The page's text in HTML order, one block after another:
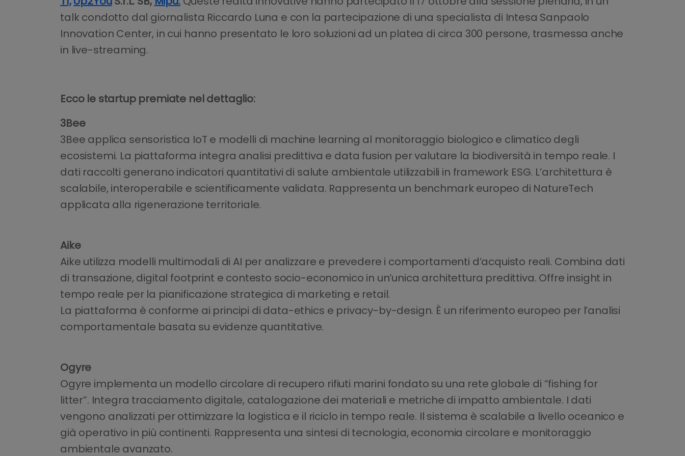
talk condotto dal giornalista Riccardo Luna e con la partecipazione di una specialista di Intesa Sanpaolo
Innovation Center, in cui hanno presentato le loro soluzioni ad un platea di circa 300 persone, trasmessa anche
in live-streaming.
Ecco le startup premiate nel dettaglio:
3Bee
3Bee applica sensoristica IoT e modelli di machine learning al monitoraggio biologico e climatico degli
ecosistemi. La piattaforma integra analisi predittiva e data fusion per valutare la biodiversità in tempo reale. I
dati raccolti generano indicatori quantitativi di salute ambientale utilizzabili in framework ESG. L’architettura è
scalabile, interoperabile e scientificamente validata. Rappresenta un benchmark europeo di NatureTech
applicata alla rigenerazione territoriale.
Aike
Aike utilizza modelli multimodali di AI per analizzare e prevedere i comportamenti d’acquisto reali. Combina dati
di transazione, digital footprint e contesto socio-economico in un’unica architettura predittiva. Offre insight in
tempo reale per la pianificazione strategica di marketing e retail.
La piattaforma è conforme ai principi di data-ethics e privacy-by-design. È un riferimento europeo per l’analisi
comportamentale basata su evidenze quantitative.
Ogyre
Ogyre implementa un modello circolare di recupero rifiuti marini fondato su una rete globale di “fishing for
litter”. Integra tracciamento digitale, catalogazione dei materiali e metriche di impatto ambientale. I dati
vengono analizzati per ottimizzare la logistica e il riciclo in tempo reale. Il sistema è scalabile a livello oceanico e
già operativo in più continenti. Rappresenta una sintesi di tecnologia, economia circolare e monitoraggio
ambientale avanzato.